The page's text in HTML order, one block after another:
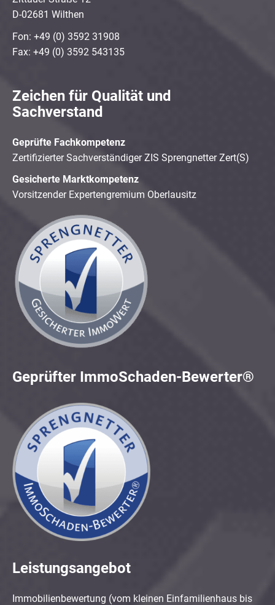
D-02681 Wilthen
Fon: +49 (0) 3592 31908
Fax: +49 (0) 3592 543135
Zeichen für Qualität und
Sachverstand
Geprüfte Fachkompetenz
Zertifizierter Sachverständiger ZIS Sprengnetter Zert(S)
Gesicherte Marktkompetenz
Vorsitzender Expertengremium Oberlausitz
Geprüfter ImmoSchaden-Bewerter®
Leistungsangebot
Immobilienbewertung (vom kleinen Einfamilienhaus bis